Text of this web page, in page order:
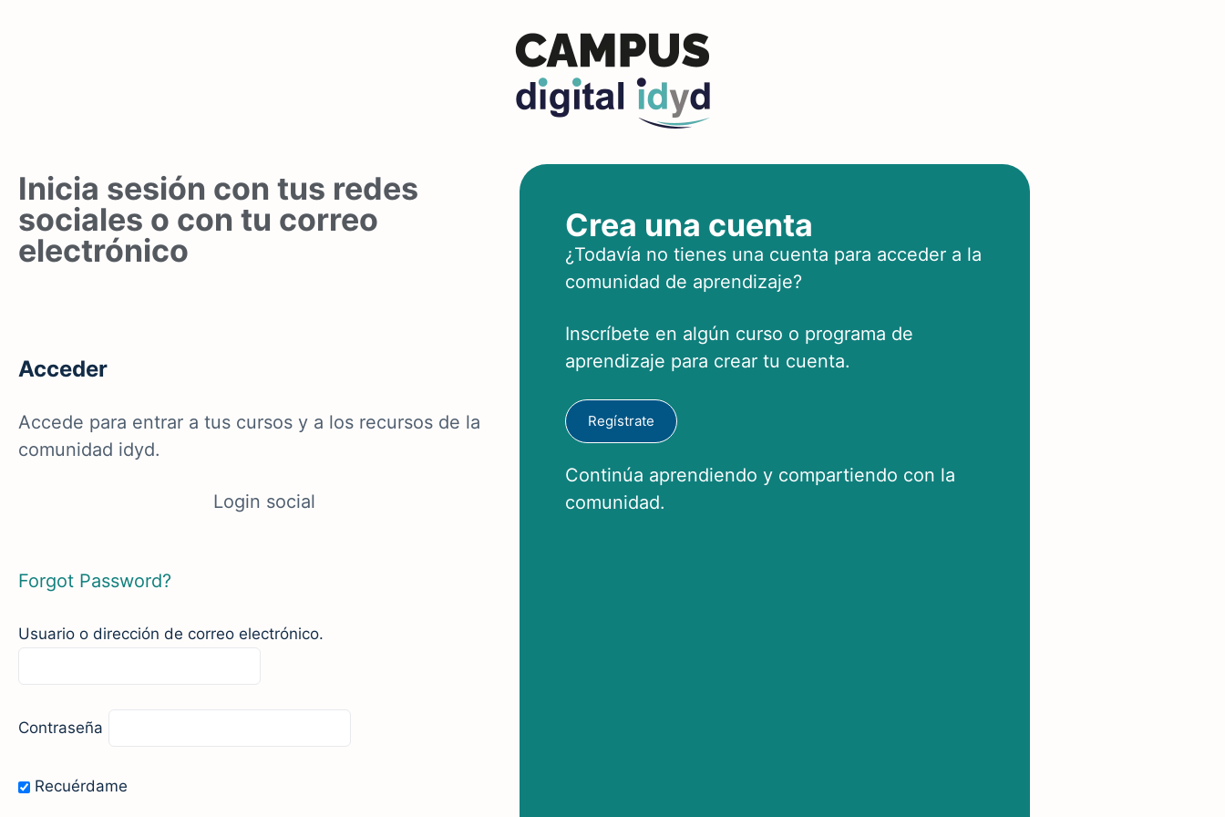
Inicia sesión con tus redes
sociales o con tu correo
electrónico
Acceder
Accede para entrar a tus cursos y a los recursos de la
comunidad idyd.
Login social
Forgot Password?
Usuario o dirección de correo electrónico.
Contraseña
Recuérdame
Crea una cuenta
¿Todavía no tienes una cuenta para acceder a la
comunidad de aprendizaje?
Inscríbete en algún curso o programa de
aprendizaje para crear tu cuenta.
Regístrate
Continúa aprendiendo y compartiendo con la
comunidad.